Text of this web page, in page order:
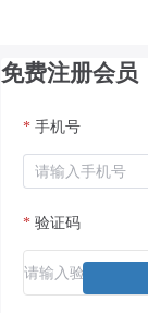
免费注册会员
* 手机号
* 验证码